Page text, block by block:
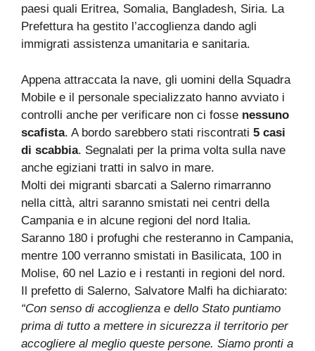
paesi quali Eritrea, Somalia, Bangladesh, Siria. La
Prefettura ha gestito l’accoglienza dando agli
immigrati assistenza umanitaria e sanitaria.
Appena attraccata la nave, gli uomini della Squadra
Mobile e il personale specializzato hanno avviato i
controlli anche per verificare non ci fosse nessuno
scafista. A bordo sarebbero stati riscontrati 5 casi
di scabbia. Segnalati per la prima volta sulla nave
anche egiziani tratti in salvo in mare.
Molti dei migranti sbarcati a Salerno rimarranno
nella città, altri saranno smistati nei centri della
Campania e in alcune regioni del nord Italia.
Saranno 180 i profughi che resteranno in Campania,
mentre 100 verranno smistati in Basilicata, 100 in
Molise, 60 nel Lazio e i restanti in regioni del nord.
Il prefetto di Salerno, Salvatore Malfi ha dichiarato:
“Con senso di accoglienza e dello Stato puntiamo
prima di tutto a mettere in sicurezza il territorio per
accogliere al meglio queste persone. Siamo pronti a